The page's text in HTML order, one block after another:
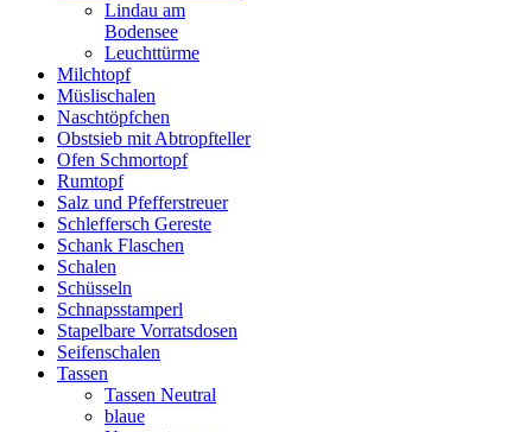
Lindau am
Bodensee
Leuchttürme
Milchtopf
Müslischalen
Naschtöpfchen
Obstsieb mit Abtropfteller
Ofen Schmortopf
Rumtopf
Salz und Pfefferstreuer
Schleffersch Gereste
Schank Flaschen
Schalen
Schüsseln
Schnapsstamperl
Stapelbare Vorratsdosen
Seifenschalen
Tassen
Tassen Neutral
blaue